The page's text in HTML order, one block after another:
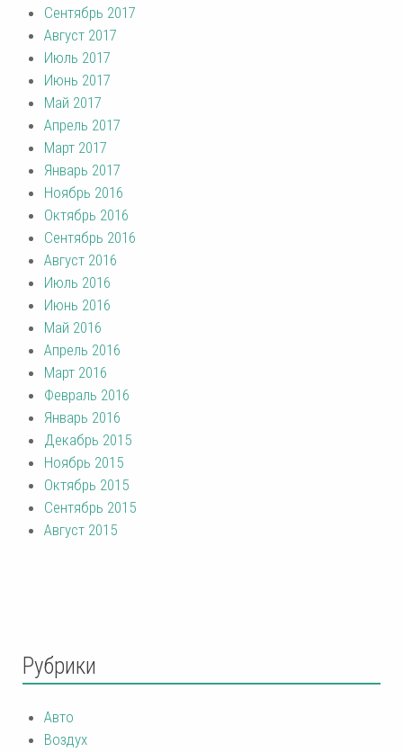
Сентябрь 2017
Август 2017
Июль 2017
Июнь 2017
Май 2017
Апрель 2017
Март 2017
Январь 2017
Ноябрь 2016
Октябрь 2016
Сентябрь 2016
Август 2016
Июль 2016
Июнь 2016
Май 2016
Апрель 2016
Март 2016
Февраль 2016
Январь 2016
Декабрь 2015
Ноябрь 2015
Октябрь 2015
Сентябрь 2015
Август 2015
Рубрики
Авто
Воздух